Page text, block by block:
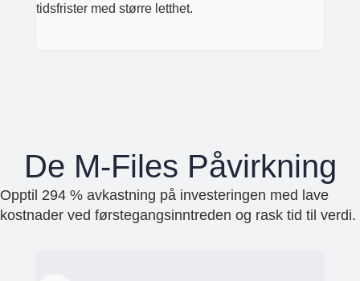
tidsfrister med større letthet.
De M-Files Påvirkning
Opptil 294 % avkastning på investeringen med lave
kostnader ved førstegangsinntreden og rask tid til verdi.